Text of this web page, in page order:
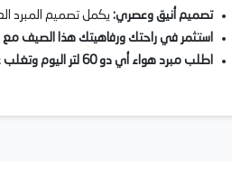
تصميم أنيق وعصري: يكمل تصميم المبرد
استثمر في راحتك ورفاهيتك هذا الصيف مع
اطلب مبرد هواء أي دو 60 لتر اليوم وتغلب على حرارة الصيف بأسلوب عصري